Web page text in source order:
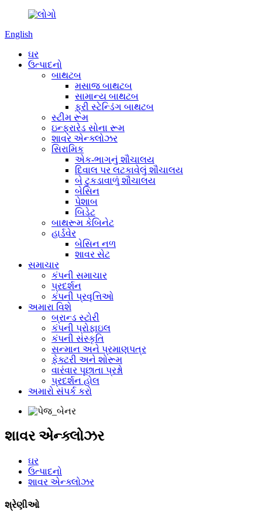
English
ઘર
ઉત્પાદનો
બાથટબ
મસાજ બાથટબ
સામાન્ય બાથટબ
ફ્રી સ્ટેન્ડિંગ બાથટબ
સ્ટીમ રૂમ
ઇન્ફ્રારેડ સોના રૂમ
શાવર એન્ક્લોઝર
સિરામિક
એક-ભાગનું શૌચાલય
દિવાલ પર લટકાવેલું શૌચાલય
બે ટુકડાવાળું શૌચાલય
બેસિન
પેશાબ
બિડેટ
બાથરૂમ કેબિનેટ
હાર્ડવેર
બેસિન નળ
શાવર સેટ
સમાચાર
કંપની સમાચાર
પ્રદર્શન
કંપની પ્રવૃત્તિઓ
અમારા વિશે
બ્રાન્ડ સ્ટોરી
કંપની પ્રોફાઇલ
કંપની સંસ્કૃતિ
સન્માન અને પ્રમાણપત્ર
ફેક્ટરી અને શોરૂમ
વારંવાર પૂછાતા પ્રશ્નો
પ્રદર્શન હોલ
અમારો સંપર્ક કરો
શાવર એન્ક્લોઝર
ઘર
ઉત્પાદનો
શાવર એન્ક્લોઝર
શ્રેણીઓ